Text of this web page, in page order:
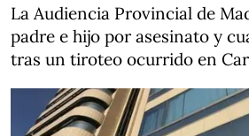
La Audiencia Provincial de
padre e hijo por asesinato y
tras un tiroteo ocurrido en